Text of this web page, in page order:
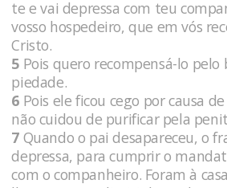
te e vai depressa com teu
vosso hospedeiro, que em vós
Cristo.
5 Pois quero recompensá-lo pelo
piedade.
6 Pois ele ficou cego por causa
não cuidou de purificar pela
7 Quando o pai desapareceu, o
depressa, para cumprir o
com o companheiro. Foram à